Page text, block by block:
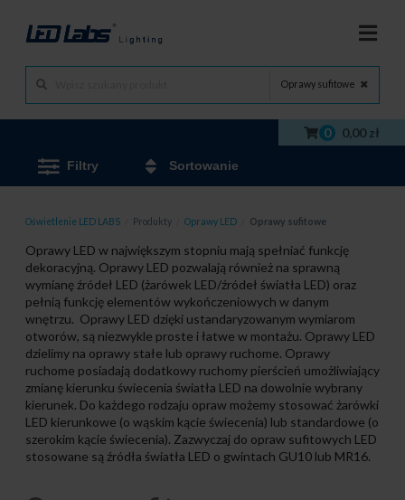
Oprawy sufitowe
0 0,00 zł
Filtry Sortowanie
Oświetlenie LED LABS Produkty Oprawy LED Oprawy sufitowe
Oprawy LED w największym stopniu mają spełniać funkcję
dekoracyjną. Oprawy LED pozwalają również na sprawną
wymianę źródeł LED (żarówek LED/źródeł światła LED) oraz
pełnią funkcję elementów wykończeniowych w danym
wnętrzu. Oprawy LED dzięki ustandaryzowanym wymiarom
otworów, są niezwykle proste i łatwe w montażu. Oprawy LED
dzielimy na oprawy stałe lub oprawy ruchome. Oprawy
ruchome posiadają dodatkowy ruchomy pierścień umożliwiający
zmianę kierunku świecenia światła LED na dowolnie wybrany
kierunek. Do każdego rodzaju opraw możemy stosować żarówki
LED kierunkowe (o wąskim kącie świecenia) lub standardowe (o
szerokim kącie świecenia). Zazwyczaj do opraw sufitowych LED
stosowane są źródła światła LED o gwintach GU10 lub MR16.